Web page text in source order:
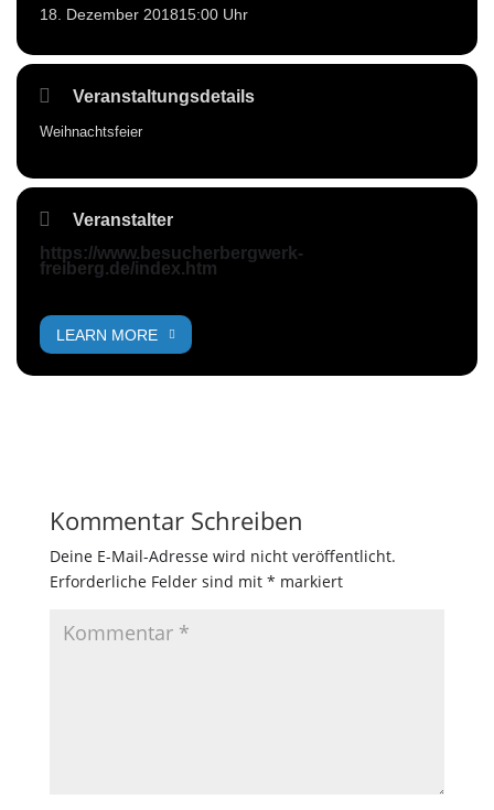
18. Dezember 201815:00 Uhr
Veranstaltungsdetails
Weihnachtsfeier
Veranstalter
https://www.besucherbergwerk-
freiberg.de/index.htm
LEARN MORE
Kommentar Schreiben
Deine E-Mail-Adresse wird nicht veröffentlicht.
Erforderliche Felder sind mit * markiert